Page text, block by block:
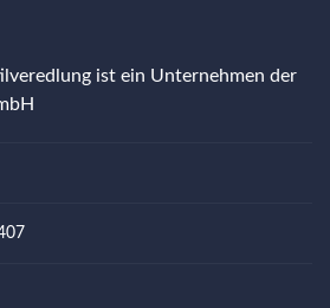
ist ein Unternehmen der